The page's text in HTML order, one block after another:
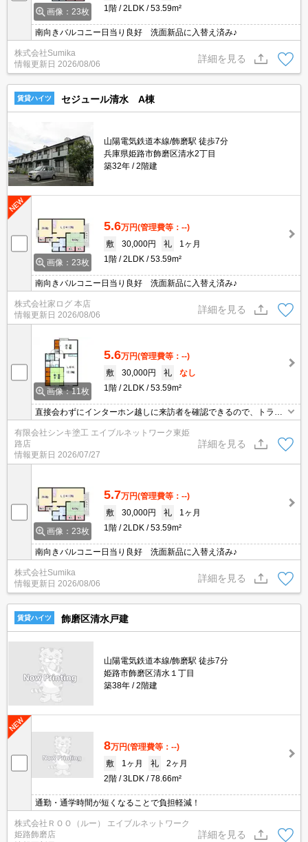
画像：23枚
1階
2LDK 53.59m²
南向きバルコニー日当り良好 洗面新品に入替え済み♪
株式会社Sumika
情報更新日 2026/08/06
詳細を見る
賃貸ハイツ セジュール清水 A棟
山陽電気鉄道本線/飾磨駅 徒歩7分
兵庫県姫路市飾磨区清水2丁目
築32年
2階建
画像：23枚
5.6万円(管理費等：--)
敷
30,000円 礼
1ヶ月
1階
2LDK 53.59m²
南向きバルコニー日当り良好 洗面新品に入替え済み♪
株式会社家ログ 本店
情報更新日 2026/08/06
詳細を見る
画像：11枚
5.6万円(管理費等：--)
敷
30,000円 礼
なし
1階
2LDK 53.59m²
直接会わずにインターホン越しに来訪者を確認できるので、トラブ
ル回避にも防犯対策にも繋がります☆入浴後でも湿気に悩まされず
に化粧やヘアメイクができる独立洗面台があります☆収納はシュー
ズボックス・クロゼットなどが備え付けられているので、衣類や日
用品の収納に重宝します☆駐車場に空きがあるので車を所有してい
る方も安心です☆
有限会社シンキ塗工 エイブルネットワーク東姫
路店
情報更新日 2026/07/27
詳細を見る
画像：23枚
5.7万円(管理費等：--)
敷
30,000円 礼
1ヶ月
1階
2LDK 53.59m²
南向きバルコニー日当り良好 洗面新品に入替え済み♪
株式会社Sumika
情報更新日 2026/08/06
詳細を見る
賃貸ハイツ 飾磨区清水戸建
山陽電気鉄道本線/飾磨駅 徒歩7分
姫路市飾磨区清水１丁目
築38年
2階建
8万円(管理費等：--)
敷
1ヶ月 礼
2ヶ月
2階
3LDK 78.66m²
通勤・通学時間が短くなることで負担軽減！
株式会社ＲＯＯ（ルー） エイブルネットワーク
姫路飾磨店
詳細を見る